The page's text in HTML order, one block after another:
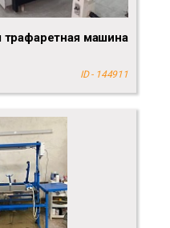
трафаретная машина
ID - 144911